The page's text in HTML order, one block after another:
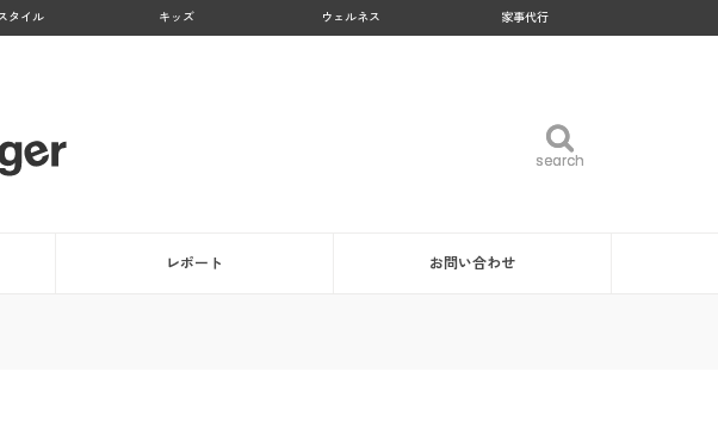
タイル キッズ ウェルネス 家事代行
search
search
レポート お問い合わせ